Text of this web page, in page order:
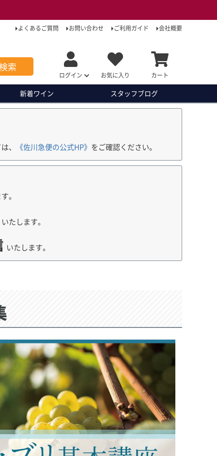
索
ログイン お気に入り カート
よくあるご質問 お問い合わせ ご利用ガイド 会社概要
新着ワイン スタッフブログ
、 《佐川急便の公式HP》 をご確認ください。
。
いたします。
いたします。